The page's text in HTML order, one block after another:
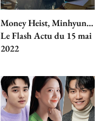
Money Heist, Minhyun…
Le Flash Actu du 15 mai
2022